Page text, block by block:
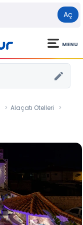
Aç
MENU
Alaçatı Otelleri